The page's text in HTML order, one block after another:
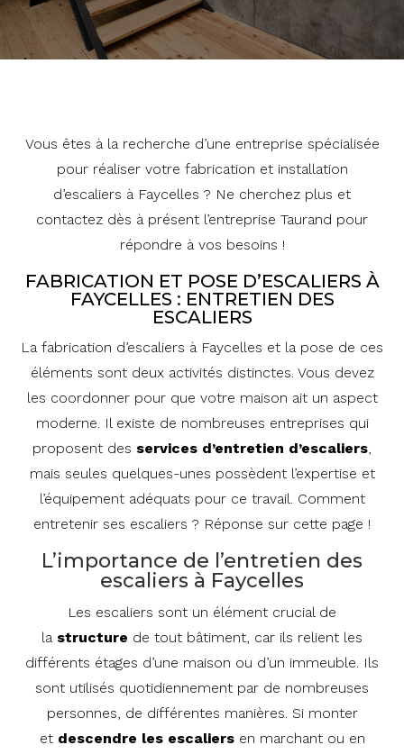
Vous êtes à la recherche d’une entreprise spécialisée
pour réaliser votre fabrication et installation
d’escaliers à Faycelles ? Ne cherchez plus et
contactez dès à présent l’entreprise Taurand pour
répondre à vos besoins !
FABRICATION ET POSE D’ESCALIERS À
FAYCELLES : ENTRETIEN DES
ESCALIERS
La fabrication d’escaliers à Faycelles et la pose de ces
éléments sont deux activités distinctes. Vous devez
les coordonner pour que votre maison ait un aspect
moderne. Il existe de nombreuses entreprises qui
proposent des services d’entretien d’escaliers,
mais seules quelques-unes possèdent l’expertise et
l’équipement adéquats pour ce travail. Comment
entretenir ses escaliers ? Réponse sur cette page !
L’importance de l’entretien des
escaliers à Faycelles
Les escaliers sont un élément crucial de
la structure de tout bâtiment, car ils relient les
différents étages d’une maison ou d’un immeuble. Ils
sont utilisés quotidiennement par de nombreuses
personnes, de différentes manières. Si monter
et descendre les escaliers en marchant ou en